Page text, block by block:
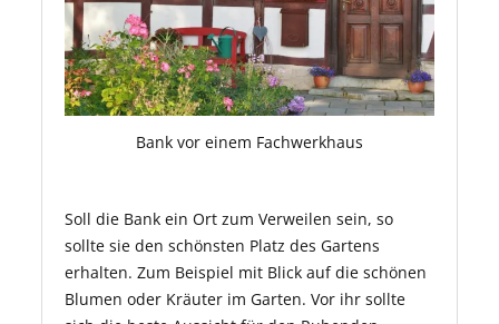
Bank vor einem Fachwerkhaus
Soll die Bank ein Ort zum Verweilen sein, so
sollte sie den schönsten Platz des Gartens
erhalten. Zum Beispiel mit Blick auf die schönen
Blumen oder Kräuter im Garten. Vor ihr sollte